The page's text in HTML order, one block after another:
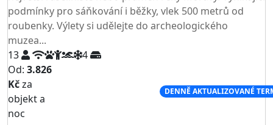
podmínky pro sáňkování i běžky, vlek 500 metrů od
roubenky. Výlety si udělejte do archeologického
muzea...
13
4
Od: 3.826
Kčza
objekt a
noc
DENNĚ AKTUALIZOVANÉ